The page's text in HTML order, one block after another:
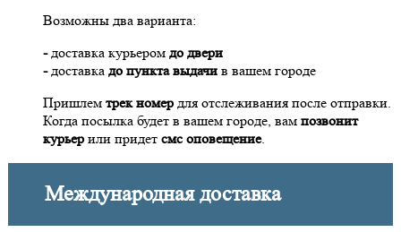
Возможны два варианта:
-доставка курьером до двери
-доставка до пункта выдачи в вашем городе
Пришлем трек номер для отслеживания после отправки.
Когда посылка будет в вашем городе, вам позвонит
курьер или придет смс оповещение.
Международная доставка